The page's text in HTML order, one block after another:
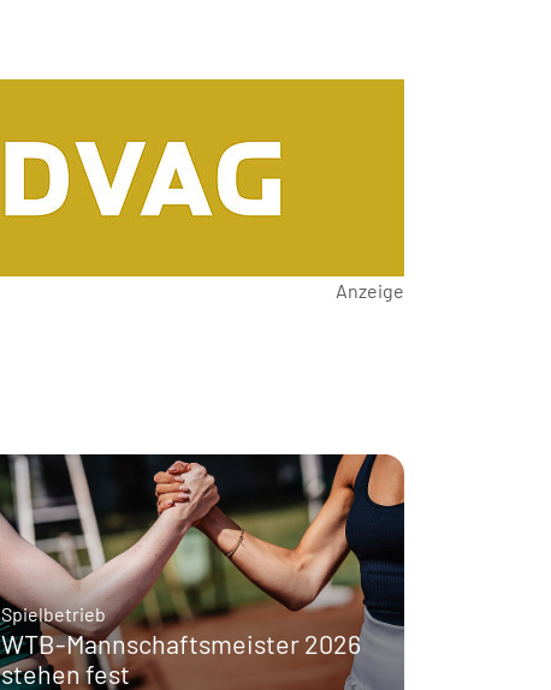
Anzeige
Spielbetrieb
WTB-Mannschaftsmeister 2026
stehen fest